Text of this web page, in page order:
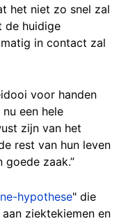
het niet zo snel zal
de huidige
in contact zal
voor handen
een hele
zijn van het
rest van hun leven
goede zaak.”
hypothese" die
ziektekiemen en